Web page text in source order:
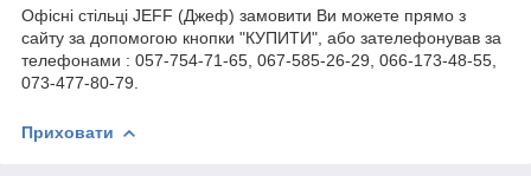
Офісні стільці JEFF (Джеф) замовити Ви можете прямо з
сайту за допомогою кнопки "КУПИТИ", або зателефонував за
телефонами : 057-754-71-65, 067-585-26-29, 066-173-48-55,
073-477-80-79.
Приховати